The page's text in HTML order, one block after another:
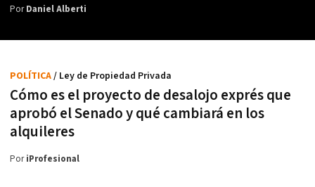
PorDaniel Alberti
Cómo es el proyecto de desalojo exprés que
aprobó el Senado y qué cambiará en los
alquileres
POLÍTICA/ Ley de Propiedad Privada
PoriProfesional